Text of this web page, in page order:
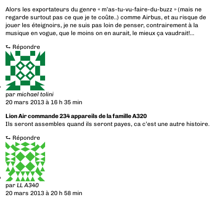
Alors les exportateurs du genre « m’as-tu-vu-faire-du-buzz » (mais ne
regarde surtout pas ce que je te coûte..) comme Airbus, et au risque de
jouer les éteignoirs, je ne suis pas loin de penser, contrairement à la
musique en vogue, que le moins on en aurait, le mieux ça vaudrait!…
⮑ Répondre
parmichael tolini
20 mars 2013 à 16 h 35 min
Lion Air commande 234 appareils de la famille A320
Ils seront assembles quand ils seront payes, ca c’est une autre histoire.
⮑ Répondre
parLL A340
20 mars 2013 à 20 h 58 min